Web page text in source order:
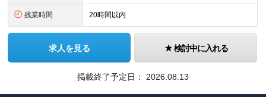
残業時間 20時間以内
求人を見る 検討中に入れる
掲載終了予定日： 2026.08.13